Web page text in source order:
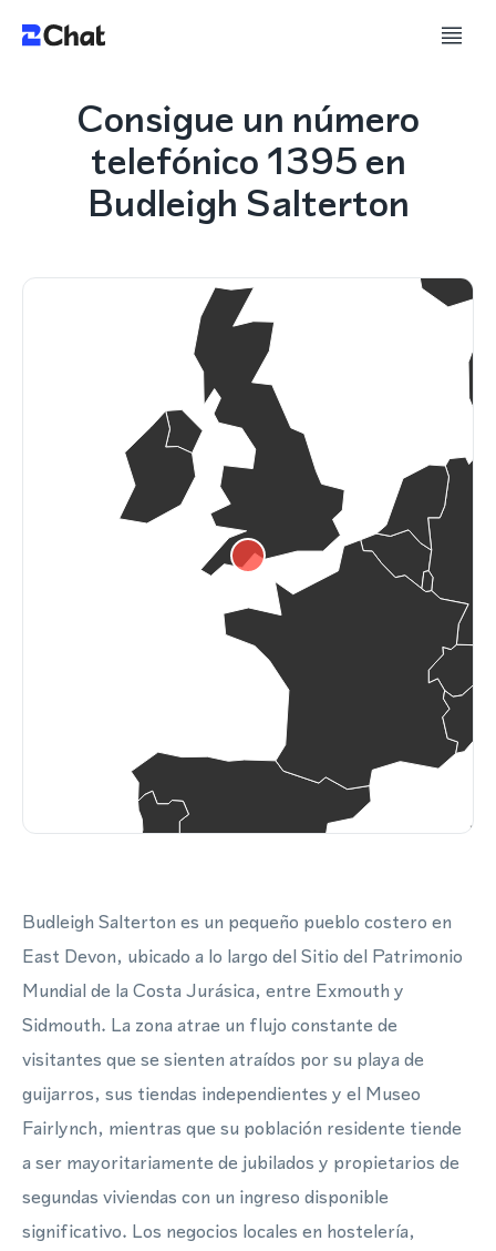
Consigue un número
telefónico 1395 en
Budleigh Salterton
Budleigh Salterton es un pequeño pueblo costero en
East Devon, ubicado a lo largo del Sitio del Patrimonio
Mundial de la Costa Jurásica, entre Exmouth y
Sidmouth. La zona atrae un flujo constante de
visitantes que se sienten atraídos por su playa de
guijarros, sus tiendas independientes y el Museo
Fairlynch, mientras que su población residente tiende
a ser mayoritariamente de jubilados y propietarios de
segundas viviendas con un ingreso disponible
significativo. Los negocios locales en hostelería,